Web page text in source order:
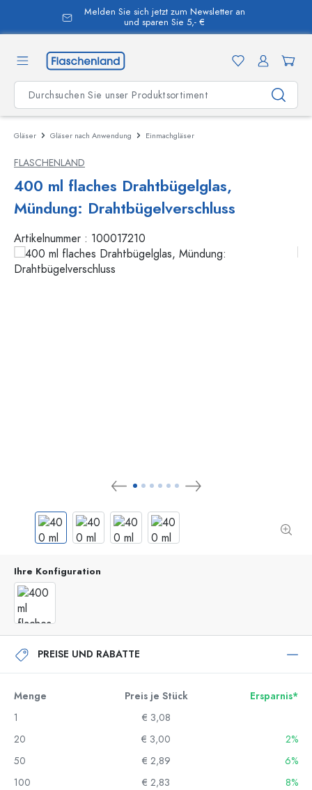
springen
Melden Sie sich jetzt zum Newsletter an
und sparen Sie 5,- €
Gläser Gläser nach Anwendung Einmachgläser
FLASCHENLAND
400 ml flaches Drahtbügelglas,
Mündung: Drahtbügelverschluss
Artikelnummer : 100017210
Ihre Konfiguration
PREISE UND RABATTE
Menge Preis je Stück
Ersparnis*
1
€ 3,08
20
€ 3,00
2%
50
€ 2,89
6%
100
€ 2,83
8%